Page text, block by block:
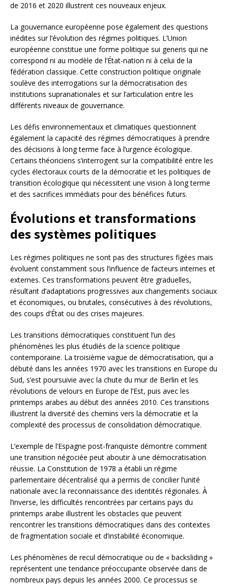
de 2016 et 2020 illustrent ces nouveaux enjeux.
La gouvernance européenne pose également des questions
inédites sur l’évolution des régimes politiques. L’Union
européenne constitue une forme politique sui generis qui ne
correspond ni au modèle de l’État-nation ni à celui de la
fédération classique. Cette construction politique originale
soulève des interrogations sur la démocratisation des
institutions supranationales et sur l’articulation entre les
différents niveaux de gouvernance.
Les défis environnementaux et climatiques questionnent
également la capacité des régimes démocratiques à prendre
des décisions à long terme face à l’urgence écologique.
Certains théoriciens s’interrogent sur la compatibilité entre les
cycles électoraux courts de la démocratie et les politiques de
transition écologique qui nécessitent une vision à long terme
et des sacrifices immédiats pour des bénéfices futurs.
Évolutions et transformations
des systèmes politiques
Les régimes politiques ne sont pas des structures figées mais
évoluent constamment sous l’influence de facteurs internes et
externes. Ces transformations peuvent être graduelles,
résultant d’adaptations progressives aux changements sociaux
et économiques, ou brutales, consécutives à des révolutions,
des coups d’État ou des crises majeures.
Les transitions démocratiques constituent l’un des
phénomènes les plus étudiés de la science politique
contemporaine. La troisième vague de démocratisation, qui a
débuté dans les années 1970 avec les transitions en Europe du
Sud, s’est poursuivie avec la chute du mur de Berlin et les
révolutions de velours en Europe de l’Est, puis avec les
printemps arabes au début des années 2010. Ces transitions
illustrent la diversité des chemins vers la démocratie et la
complexité des processus de consolidation démocratique.
L’exemple de l’Espagne post-franquiste démontre comment
une transition négociée peut aboutir à une démocratisation
réussie. La Constitution de 1978 a établi un régime
parlementaire décentralisé qui a permis de concilier l’unité
nationale avec la reconnaissance des identités régionales. À
l’inverse, les difficultés rencontrées par certains pays du
printemps arabe illustrent les obstacles que peuvent
rencontrer les transitions démocratiques dans des contextes
de fragmentation sociale et d’instabilité économique.
Les phénomènes de recul démocratique ou de « backsliding »
représentent une tendance préoccupante observée dans de
nombreux pays depuis les années 2000. Ce processus se